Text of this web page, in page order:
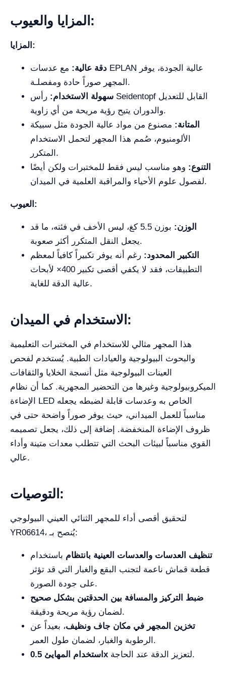
المزايا والعيوب:
المزايا:
دقة عالية: مع عدسات EPLAN عالية الجودة، يوفر
المجهر صوراً حادة ومفصلـة.
سهولة الاستخدام: رأس Seidentopf القابل للتعديل
والدوران يتيح رؤية مريحة من أي زاوية.
المتانة: مصنوع من مواد عالية الجودة مثل سبيكة
الألومنيوم، صُمم هذا المجهر لتحمل الاستخدام
المتكرر.
التنوع: وهو مناسب ليس فقط للمختبرات ولكن أيضًا
لفصول علوم الأحياء والمراقبة العلمية في الميدان.
العيوب:
الوزن:
بوزن 5.5 كغ، ليس الأخف في فئته، ما قد
يجعل النقل المتكرر أكثر صعوبة.
التكبير المحدود: رغم أنه يوفر تكبيراً كافياً لمعظم
التطبيقات، فقد لا يكفي أقصى تكبير 400× لأبحاث
عالية الدقة للغاية.
الاستخدام في الميدان:
هذا المجهر مثالي للاستخدام في المختبرات التعليمية
والبحوث البيولوجية والعيادات الطبية. يُستخدم لفحص
العينات البيولوجية مثل أنسجة الخلايا والثقافات
الميكروبيولوجية وغيرها من التحضير المجهرية. كما أن نظام
الإضاءة LED الخاص به وعدسات قابلة لضبطه يجعله
مناسباً للعمل الميداني، حيث يوفر صوراً واضحة حتى في
ظروف الإضاءة المنخفضة. إضافة إلى ذلك، يجعل تصميمه
القوي مناسباً لبيئات البحث التي تتطلب معدات متينة وأداء
عالي.
التوصيات:
لتحقيق أقصى أداء للمجهر الثنائي العيني البيولوجي
YR06614، يُنصح بـ:
تنظيف العدسات والعدسات العينية بانتظام باستخدام
قطعة قماش ناعمة لتجنب البقع والغبار التي قد تؤثر
على جودة الصورة.
ضبط التركيز والمسافة بين الحدقتين بشكل صحيح
لضمان رؤية مريحة ودقيقة.
تخزين المجهر في مكان جاف ونظيف، بعيداً عن
الرطوبة والغبار، لضمان طول العمر.
استخدام المهايئ 0.5x
لتعزيز الدقة عند الحاجة.